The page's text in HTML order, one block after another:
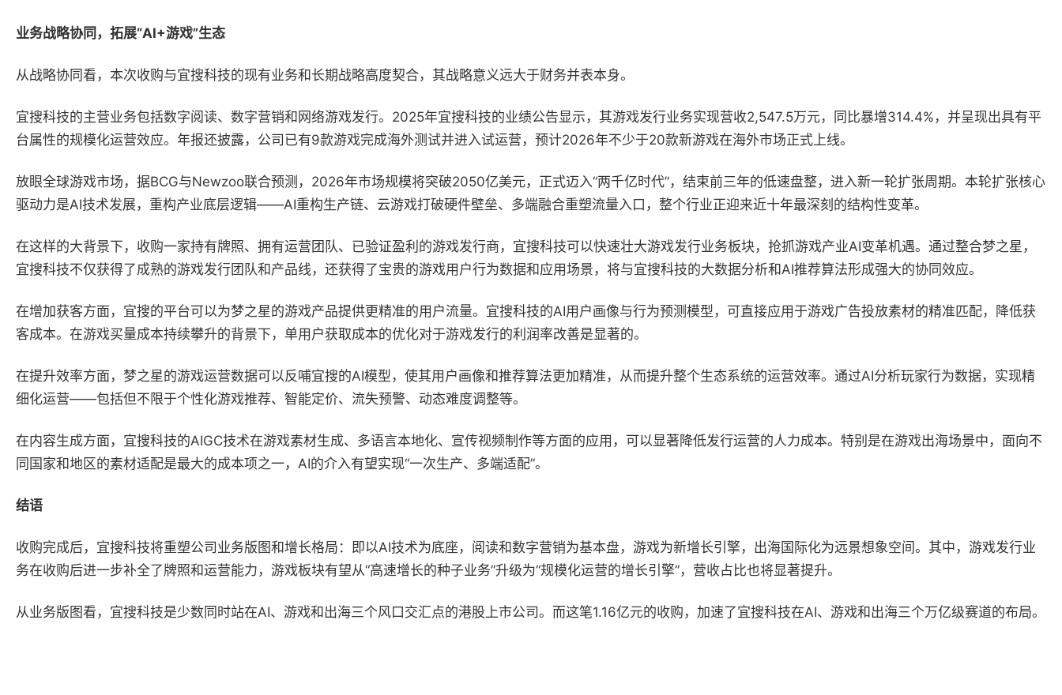
业务战略协同，拓展“AI+游戏”生态
从战略协同看，本次收购与宜搜科技的现有业务和长期战略高度契合，其战略意义远大于财务并表本身。
宜搜科技的主营业务包括数字阅读、数字营销和网络游戏发行。2025年宜搜科技的业绩公告显示，其游戏发行业务实现营收2,547.5万元，同比暴增314.4%，并呈现出具有平
台属性的规模化运营效应。年报还披露，公司已有9款游戏完成海外测试并进入试运营，预计2026年不少于20款新游戏在海外市场正式上线。
放眼全球游戏市场，据BCG与Newzoo联合预测，2026年市场规模将突破2050亿美元，正式迈入“两千亿时代”，结束前三年的低速盘整，进入新一轮扩张周期。本轮扩张核心
驱动力是AI技术发展，重构产业底层逻辑——AI重构生产链、云游戏打破硬件壁垒、多端融合重塑流量入口，整个行业正迎来近十年最深刻的结构性变革。
在这样的大背景下，收购一家持有牌照、拥有运营团队、已验证盈利的游戏发行商，宜搜科技可以快速壮大游戏发行业务板块，抢抓游戏产业AI变革机遇。通过整合梦之星，
宜搜科技不仅获得了成熟的游戏发行团队和产品线，还获得了宝贵的游戏用户行为数据和应用场景，将与宜搜科技的大数据分析和AI推荐算法形成强大的协同效应。
在增加获客方面，宜搜的平台可以为梦之星的游戏产品提供更精准的用户流量。宜搜科技的AI用户画像与行为预测模型，可直接应用于游戏广告投放素材的精准匹配，降低获
客成本。在游戏买量成本持续攀升的背景下，单用户获取成本的优化对于游戏发行的利润率改善是显著的。
在提升效率方面，梦之星的游戏运营数据可以反哺宜搜的AI模型，使其用户画像和推荐算法更加精准，从而提升整个生态系统的运营效率。通过AI分析玩家行为数据，实现精
细化运营——包括但不限于个性化游戏推荐、智能定价、流失预警、动态难度调整等。
在内容生成方面，宜搜科技的AIGC技术在游戏素材生成、多语言本地化、宣传视频制作等方面的应用，可以显著降低发行运营的人力成本。特别是在游戏出海场景中，面向不
同国家和地区的素材适配是最大的成本项之一，AI的介入有望实现“一次生产、多端适配”。
结语
收购完成后，宜搜科技将重塑公司业务版图和增长格局：即以AI技术为底座，阅读和数字营销为基本盘，游戏为新增长引擎，出海国际化为远景想象空间。其中，游戏发行业
务在收购后进一步补全了牌照和运营能力，游戏板块有望从“高速增长的种子业务”升级为“规模化运营的增长引擎”，营收占比也将显著提升。
从业务版图看，宜搜科技是少数同时站在AI、游戏和出海三个风口交汇点的港股上市公司。而这笔1.16亿元的收购，加速了宜搜科技在AI、游戏和出海三个万亿级赛道的布局。